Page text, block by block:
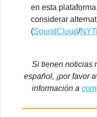
en esta
considerar
(SoundCloud/
Si tienen noticias
español, ¡por favor
información a